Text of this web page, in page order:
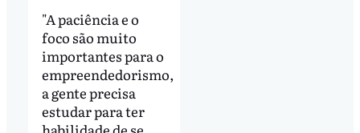
"A paciência e o
foco são muito
importantes para o
empreendedorismo,
a gente precisa
estudar para ter